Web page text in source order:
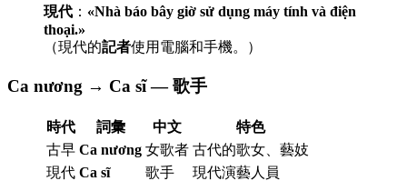
現代 ： «Nhà báo bây giờ sử dụng máy tính và điện
thoại.»
（現代的記者使用電腦和手機。）
Ca nương → Ca sĩ — 歌手
時代 詞彙 中文
特色
古早 Ca nương 女歌者 古代的歌女、藝妓
現代 Ca sĩ 歌手 現代演藝人員